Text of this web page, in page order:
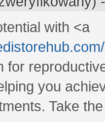
with <a
for
you
Take